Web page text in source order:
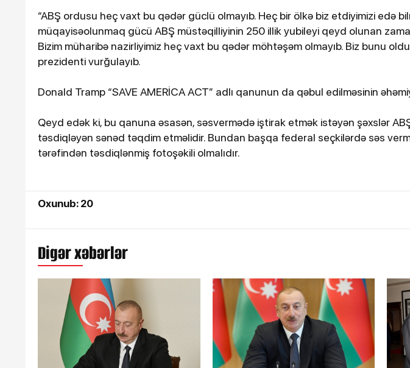
“ABŞ ordusu heç vaxt bu qədər güclü olmayıb. Heç bir ölkə biz etdiyimizi edə
müqayisəolunmaq gücü ABŞ müstəqilliyinin 250 illik yubileyi qeyd olunan
Bizim müharibə nazirliyimiz heç vaxt bu qədər möhtəşəm olmayıb. Biz bunu
prezidenti vurğulayıb.
Donald Tramp “SAVE AMERİCA ACT” adlı qanunun da qəbul edilməsinin
Qeyd edək ki, bu qanuna əsasən, səsvermədə iştirak etmək istəyən şəxslər
təsdiqləyən sənəd təqdim etməlidir. Bundan başqa federal seçkilərdə səs
tərəfindən təsdiqlənmiş fotoşəkili olmalıdır.
Oxunub: 20
Digər xəbərlər
16-07-2026, 10:09
xəsarət